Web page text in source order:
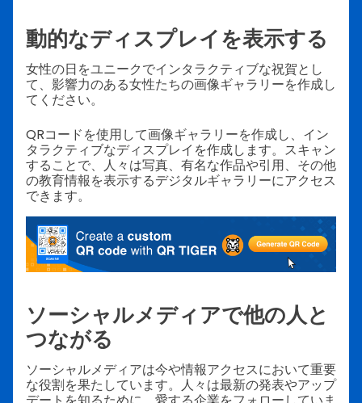
動的なディスプレイを表示する
女性の日をユニークでインタラクティブな祝賀とし
て、影響力のある女性たちの画像ギャラリーを作成し
てください。
QRコードを使用して画像ギャラリーを作成し、イン
タラクティブなディスプレイを作成します。スキャン
することで、人々は写真、有名な作品や引用、その他
の教育情報を表示するデジタルギャラリーにアクセス
できます。
ソーシャルメディアで他の人と
つながる
ソーシャルメディアは今や情報アクセスにおいて重要
な役割を果たしています。人々は最新の発表やアップ